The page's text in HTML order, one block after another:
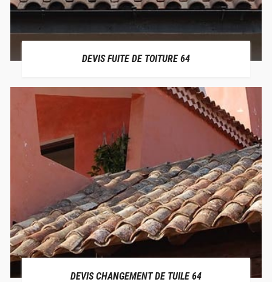
DEVIS FUITE DE TOITURE 64
DEVIS CHANGEMENT DE TUILE 64